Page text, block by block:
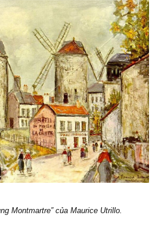
Montmartre” của Maurice Utrillo.